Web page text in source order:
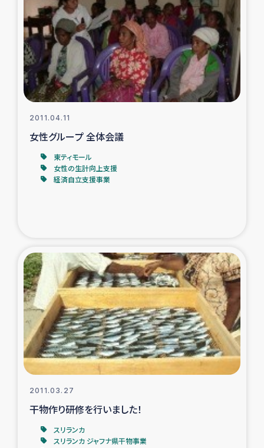
ガザ地区での公園の緑化を通じた支援事業
ガザ地区における被災住民への緊急支援
ガザ地区酪農を通した女性グループの生計支援
ふりかけ普及と食生活改善による栄養改善事業
フェアトレード事業
緊急支援事業
食べる
トルコ・シリア地震被災者支援
デニヤヤ小規模紅茶農家支援
コーヒー生産者支援
ベイルート大規模爆発被災者支援
女性の生計向上支援
2011.04.11
女性グループ 全体会議
東ティモール
女性の生計向上支援
経済自立支援事業
2011.03.27
干物作り研修を行いました！
スリランカ
スリランカ ジャフナ県干物事業